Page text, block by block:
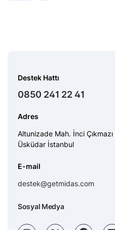
Destek Hattı
0850 241 22 41
Adres
Altunizade Mah. İnci
Üsküdar İstanbul
E-mail
destek@getmidas.com
Sosyal Medya